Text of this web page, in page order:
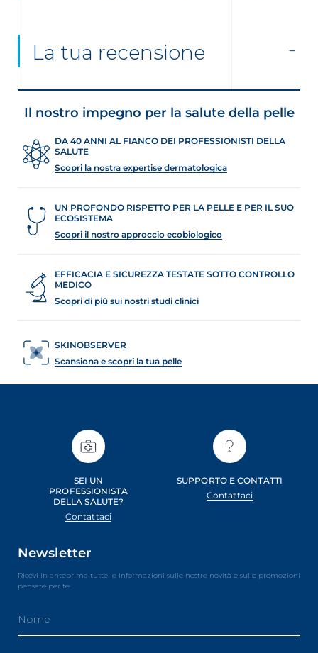
La tua recensione
Il nostro impegno per la salute della pelle
DA 40 ANNI AL FIANCO DEI PROFESSIONISTI DELLA
SALUTE
Scopri la nostra expertise dermatologica
UN PROFONDO RISPETTO PER LA PELLE E PER IL SUO
ECOSISTEMA
Scopri il nostro approccio ecobiologico
EFFICACIA E SICUREZZA TESTATE SOTTO CONTROLLO
MEDICO
Scopri di più sui nostri studi clinici
SKINOBSERVER
Scansiona e scopri la tua pelle
SEI UN
PROFESSIONISTA
DELLA SALUTE?
Contattaci
SUPPORTO E CONTATTI
Contattaci
Newsletter
Ricevi in anteprima tutte le informazioni sulle nostre novità e sulle promozioni
pensate per te